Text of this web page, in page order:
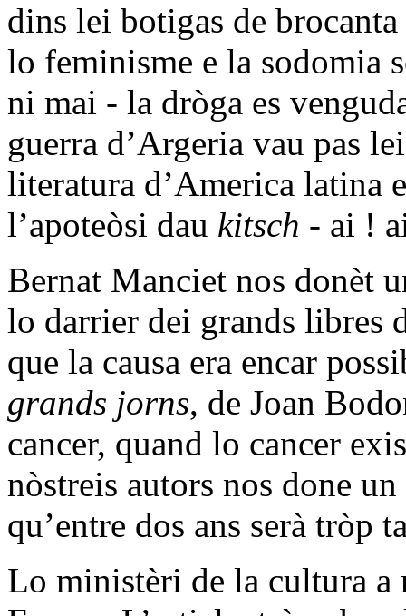
dins lei botigas de
lo feminisme e la sodomia
ni mai - la dròga es
guerra d’Argeria vau pas
literatura d’America latina
l’apoteòsi dau kitsch - ai !
Bernat Manciet nos donèt
lo darrier dei grands libres
que la causa era encar
grands jorns, de Joan
cancer, quand lo cancer
nòstreis autors nos done
qu’entre dos ans serà tròp
Lo ministèri de la cultura a